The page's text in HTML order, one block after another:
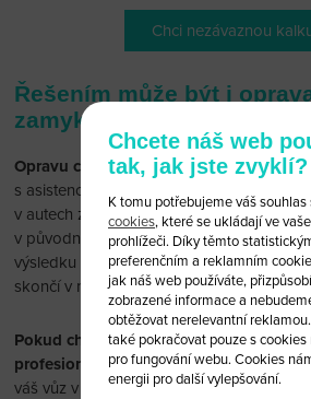
Chci nezávaznou
Řešením může být i
zamykání
Opravu centrálního zamykání můžete
s asistencí ochotného kamaráda, který
v autech zkušenosti. Praxe nám však
v původním plánu mají ušetřit majiteli
výsledku více peněz i starostí a často
skončí v našem servisu.
Pokud chcete mít opravu centrálního
profesionálně vyřízenou, neváhejte nás
váš vůz v naší péči. Budete mít nejen
Chcete náš web
tak, jak jste zvyklí?
K tomu potřebujeme váš souhlas
cookies, které se ukládají ve
prohlížeči. Díky těmto
preferenčním a reklamním
jak náš web používáte,
zobrazené informace a
obtěžovat nerelevantní
také pokračovat pouze s cookies
pro fungování webu. Cookies
energii pro další vylepšování.